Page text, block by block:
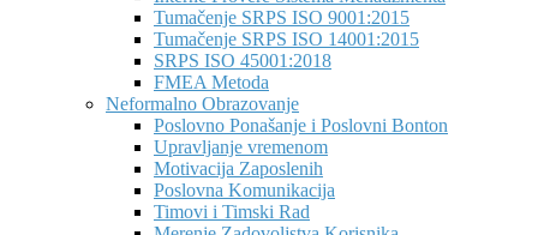
Tumačenje SRPS ISO 9001:2015
Tumačenje SRPS ISO 14001:2015
SRPS ISO 45001:2018
FMEA Metoda
Neformalno Obrazovanje
Poslovno Ponašanje i Poslovni Bonton
Upravljanje vremenom
Motivacija Zaposlenih
Poslovna Komunikacija
Timovi i Timski Rad